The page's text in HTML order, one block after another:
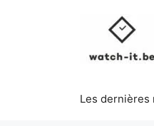
Les dernières